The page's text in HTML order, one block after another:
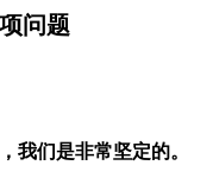
问题
我们是非常坚定的。